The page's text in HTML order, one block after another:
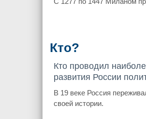
Кто?
Кто проводил
развития России
В 19 веке Россия
своей истории.